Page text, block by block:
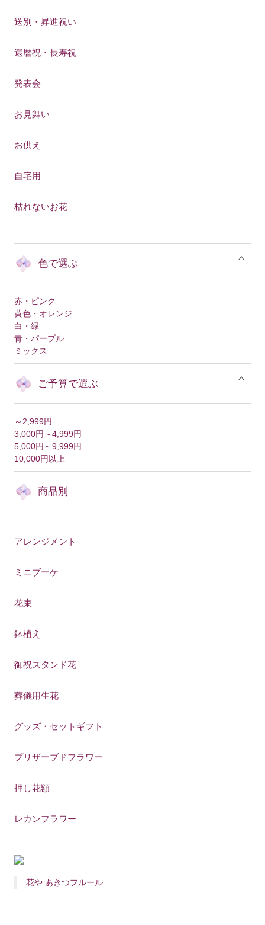
送別・昇進祝い
還暦祝・長寿祝
発表会
お見舞い
お供え
自宅用
枯れないお花
色で選ぶ
赤・ピンク
黄色・オレンジ
白・緑
青・パープル
ミックス
ご予算で選ぶ
～2,999円
3,000円～4,999円
5,000円～9,999円
10,000円以上
商品別
アレンジメント
ミニブーケ
花束
鉢植え
御祝スタンド花
葬儀用生花
グッズ・セットギフト
プリザーブドフラワー
押し花額
レカンフラワー
花や あきつフルール